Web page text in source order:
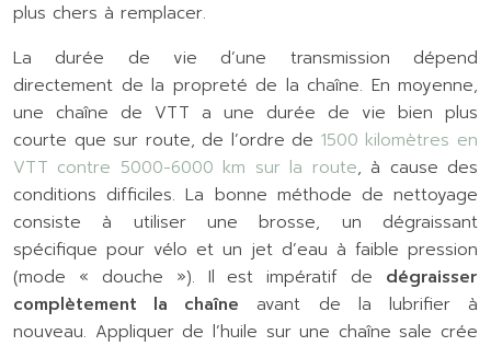
plus chers à remplacer.
La durée de vie d’une transmission dépend
directement de la propreté de la chaîne. En moyenne,
une chaîne de VTT a une durée de vie bien plus
courte que sur route, de l’ordre de 1500 kilomètres en
VTT contre 5000-6000 km sur la route, à cause des
conditions difficiles. La bonne méthode de nettoyage
consiste à utiliser une brosse, un dégraissant
spécifique pour vélo et un jet d’eau à faible pression
(mode « douche »). Il est impératif de dégraisser
complètement la chaîne avant de la lubrifier à
nouveau. Appliquer de l’huile sur une chaîne sale crée